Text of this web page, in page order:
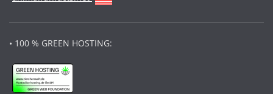
• 100 % GREEN HOSTING: